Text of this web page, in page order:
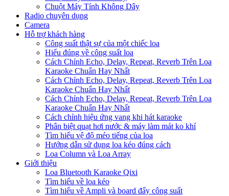
Chuột Máy Tính Không Dây
Radio chuyên dụng
Camera
Hỗ trợ khách hàng
Công suất thật sự của một chiếc loa
Hiểu đúng về công suất loa
Cách Chỉnh Echo, Delay, Repeat, Reverb Trên Loa
Karaoke Chuẩn Hay Nhất
Cách Chỉnh Echo, Delay, Repeat, Reverb Trên Loa
Karaoke Chuẩn Hay Nhất
Cách Chỉnh Echo, Delay, Repeat, Reverb Trên Loa
Karaoke Chuẩn Hay Nhất
Cách chỉnh hiệu ứng vang khi hát karaoke
Phân biệt quạt hơi nước & máy làm mát ko khí
Tìm hiểu vệ độ méo tiếng của loa
Hướng dẫn sử dụng loa kéo đúng cách
Loa Column và Loa Array
Giới thiệu
Loa Bluetooth Karaoke Qixi
Tìm hiểu về loa kéo
Tìm hiểu về Ampli và board đẩy công suất